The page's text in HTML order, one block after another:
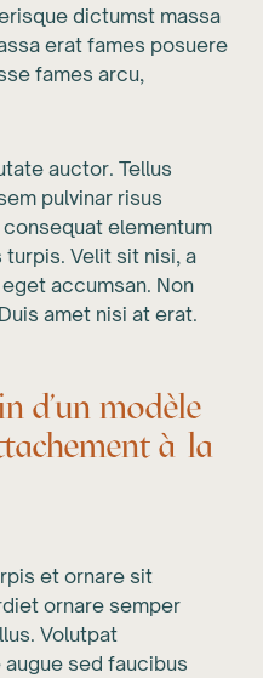
dictumst massa
erat fames posuere
fames arcu,
auctor. Tellus
pulvinar risus
elementum
Velit sit nisi, a
accumsan. Non
amet nisi at erat.
d'un modèle
à la
et ornare sit
ornare semper
Volutpat
sed faucibus